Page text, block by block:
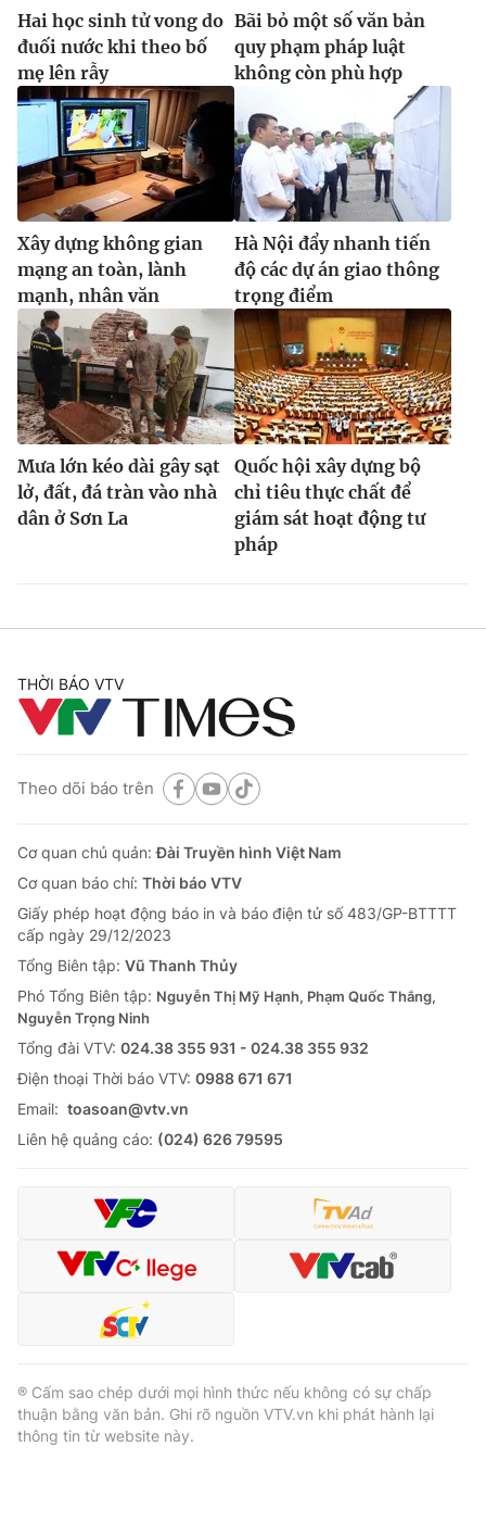
Hai học sinh tử vong do
đuối nước khi theo bố
mẹ lên rẫy
Bãi bỏ một số văn bản
quy phạm pháp luật
không còn phù hợp
Xây dựng không gian
mạng an toàn, lành
mạnh, nhân văn
Hà Nội đẩy nhanh tiến
độ các dự án giao thông
trọng điểm
Mưa lớn kéo dài gây sạt
lở, đất, đá tràn vào nhà
dân ở Sơn La
Quốc hội xây dựng bộ
chỉ tiêu thực chất để
giám sát hoạt động tư
pháp
THỜI BÁO VTV
Theo dõi báo trên
Cơ quan chủ quản:Đài Truyền hình Việt Nam
Cơ quan báo chí: Thời báo VTV
Giấy phép hoạt động báo in và báo điện tử số 483/GP-BTTTT
cấp ngày 29/12/2023
Tổng Biên tập: Vũ Thanh Thủy
Phó Tổng Biên tập: Nguyễn Thị Mỹ Hạnh, Phạm Quốc Thắng,
Nguyễn Trọng Ninh
Tổng đài VTV: 024.38 355 931 - 024.38 355 932
Ðiện thoại Thời báo VTV: 0988 671 671
Email: toasoan@vtv.vn
Liên hệ quảng cáo: (024) 626 79595
® Cấm sao chép dưới mọi hình thức nếu không có sự chấp
thuận bằng văn bản. Ghi rõ nguồn VTV.vn khi phát hành lại
thông tin từ website này.